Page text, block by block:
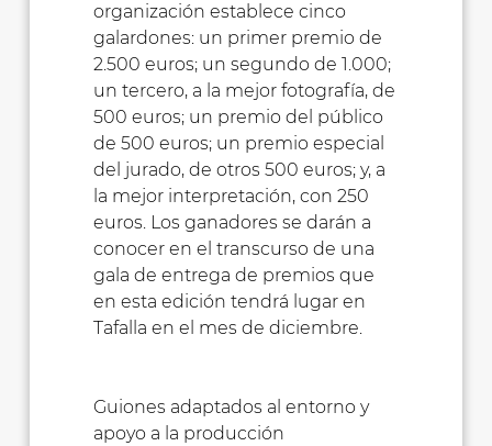
organización establece cinco
galardones: un primer premio de
2.500 euros; un segundo de 1.000;
un tercero, a la mejor fotografía, de
500 euros; un premio del público
de 500 euros; un premio especial
del jurado, de otros 500 euros; y, a
la mejor interpretación, con 250
euros. Los ganadores se darán a
conocer en el transcurso de una
gala de entrega de premios que
en esta edición tendrá lugar en
Tafalla en el mes de diciembre.
Guiones adaptados al entorno y
apoyo a la producción